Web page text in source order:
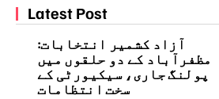
Latest Post
آزاد کشمیر انتخابات:
مظفرآباد کے دو حلقوں میں
پولنگ جاری، سیکیورٹی کے
سخت انتظامات